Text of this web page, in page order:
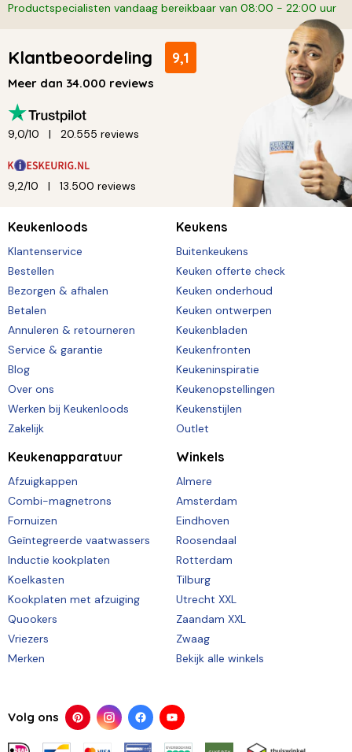
Productspecialisten vandaag bereikbaar van 08:00 - 22:00 uur
Klantbeoordeling 9,1
Meer dan 34.000 reviews
9,0/10 20.555 reviews
9,2/10 13.500 reviews
Keukenloods
Klantenservice
Bestellen
Bezorgen & afhalen
Betalen
Annuleren & retourneren
Service & garantie
Blog
Over ons
Werken bij Keukenloods
Zakelijk
Keukens
Buitenkeukens
Keuken offerte check
Keuken onderhoud
Keuken ontwerpen
Keukenbladen
Keukenfronten
Keukeninspiratie
Keukenopstellingen
Keukenstijlen
Outlet
Keukenapparatuur
Afzuigkappen
Combi-magnetrons
Fornuizen
Geïntegreerde vaatwassers
Inductie kookplaten
Koelkasten
Kookplaten met afzuiging
Quookers
Vriezers
Merken
Winkels
Almere
Amsterdam
Eindhoven
Roosendaal
Rotterdam
Tilburg
Utrecht XXL
Zaandam XXL
Zwaag
Bekijk alle winkels
Volg ons